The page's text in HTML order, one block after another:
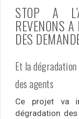
STOP A
REVENONS
DES
Et la
des agents
Ce projet va
dégradation